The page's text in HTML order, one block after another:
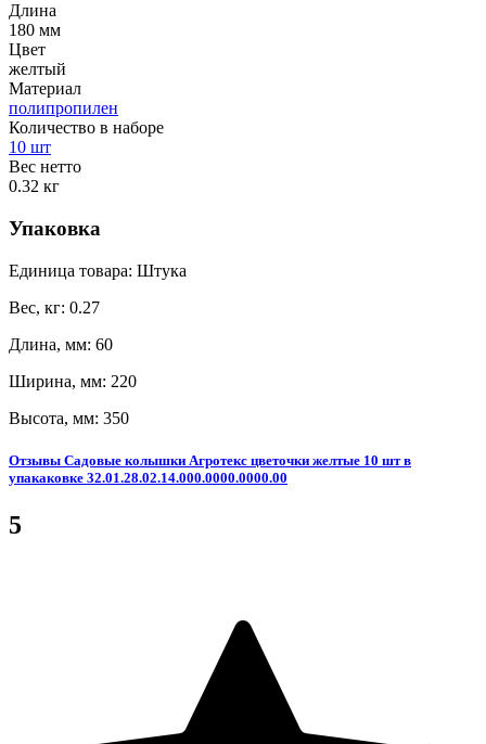
Длина
180 мм
Цвет
желтый
Материал
полипропилен
Количество в наборе
10 шт
Вес нетто
0.32 кг
Упаковка
Единица товара: Штука
Вес, кг: 0.27
Длина, мм: 60
Ширина, мм: 220
Высота, мм: 350
Отзывы Садовые колышки Агротекс цветочки желтые 10 шт в
упакаковке 32.01.28.02.14.000.0000.0000.00
5